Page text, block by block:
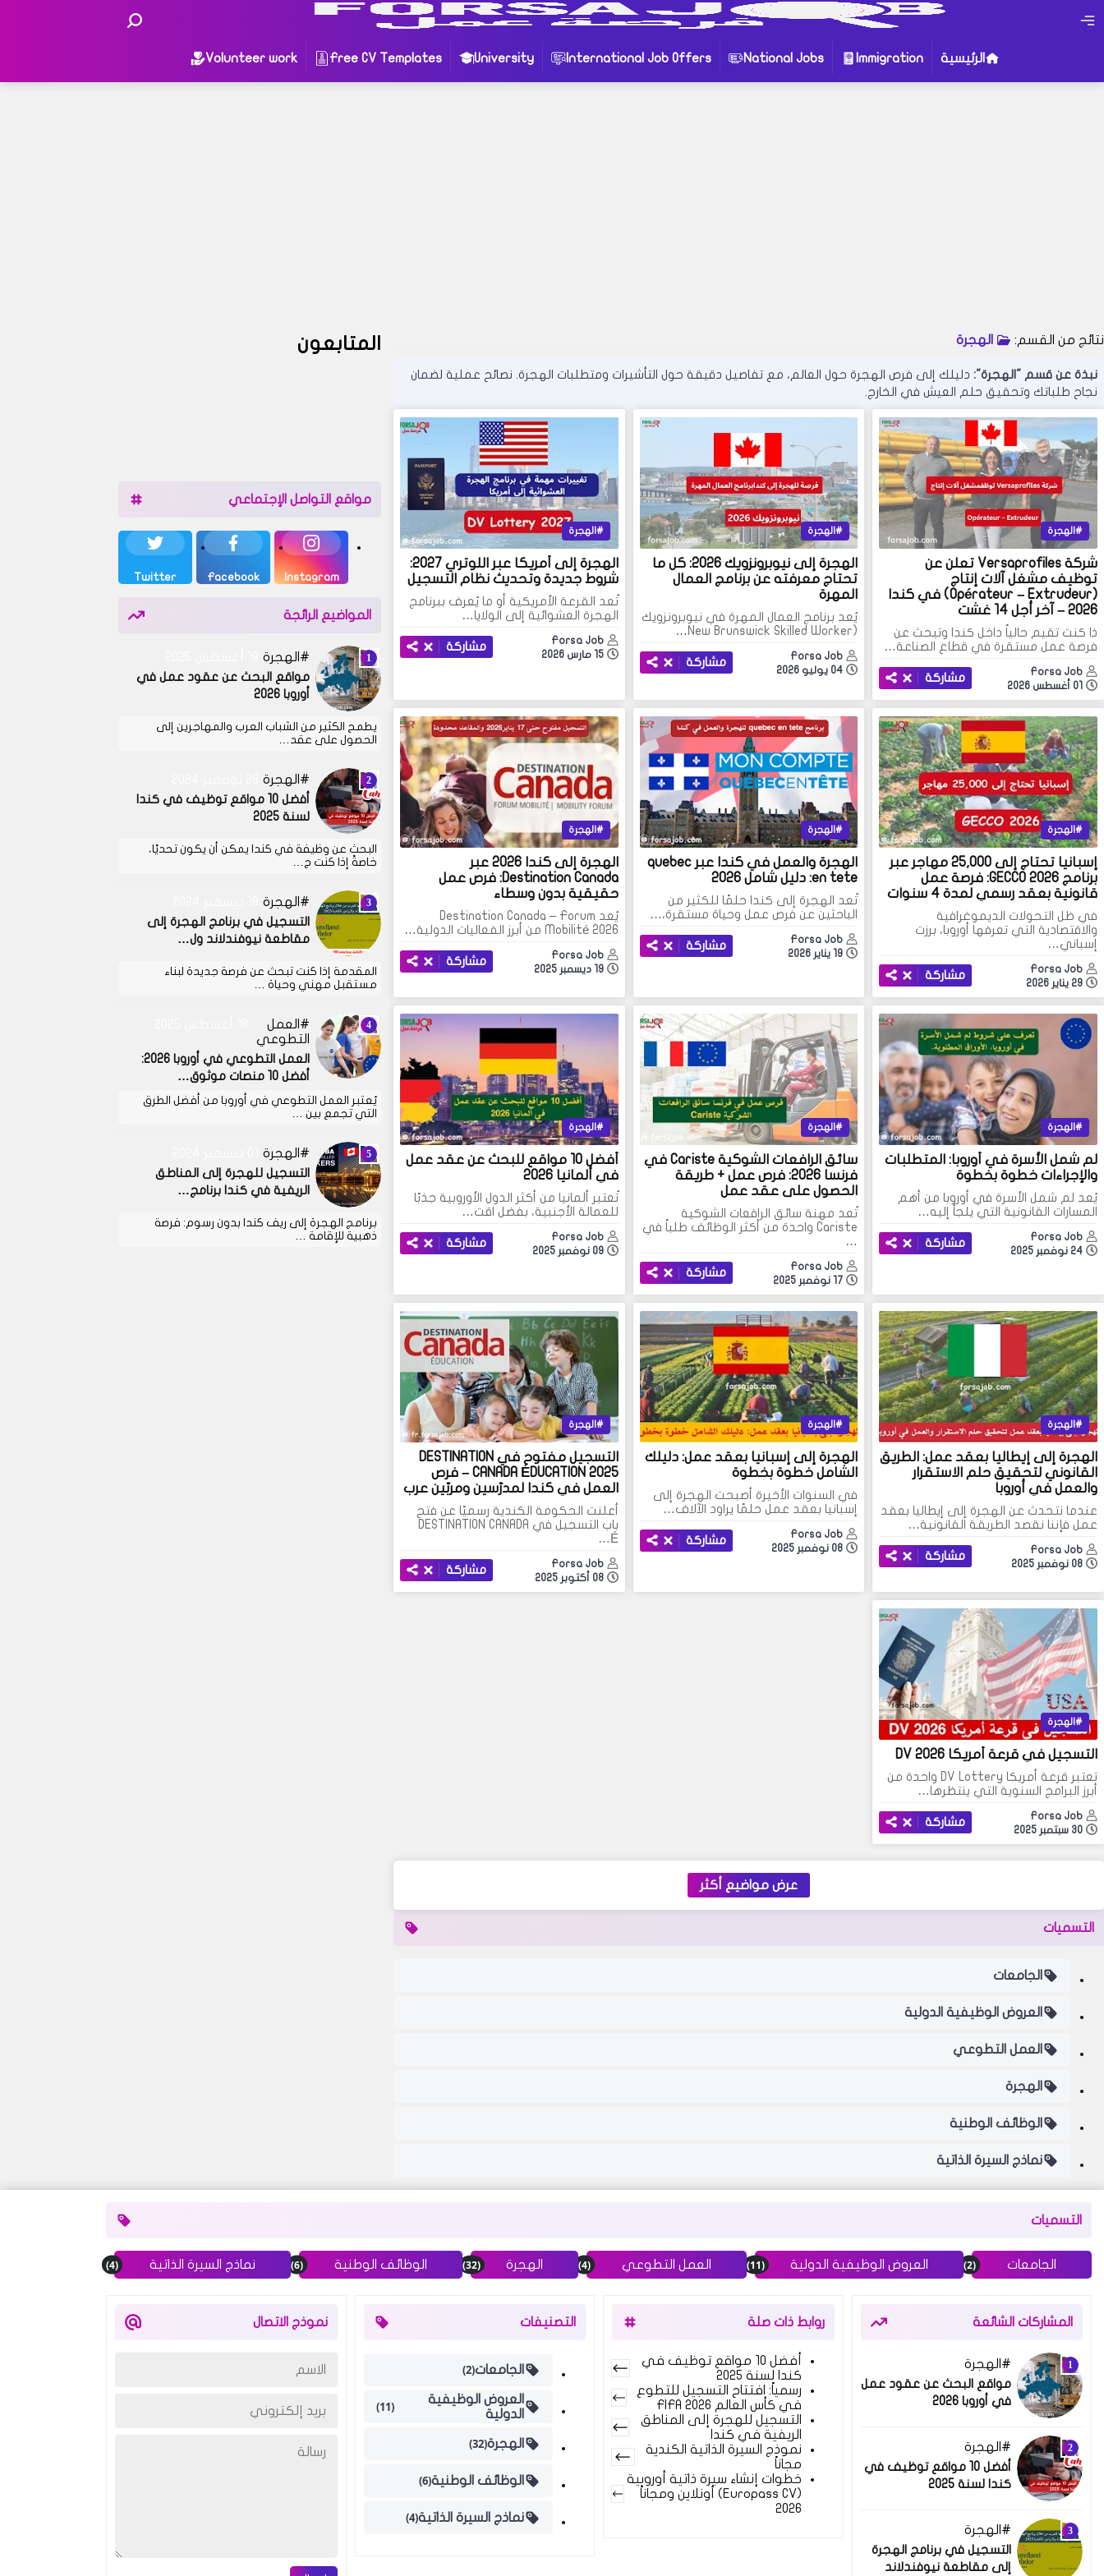
الرئيسية Immigration
National Jobs
International Job Offers
University
Free CV Templates
Volunteer work
نتائج من القسم: الهجرة
نبذة عن قسم "الهجرة": دليلك إلى فرص الهجرة حول العالم، مع تفاصيل دقيقة حول التأشيرات ومتطلبات الهجرة. نصائح عملية لضمان
نجاح طلباتك وتحقيق حلم العيش في الخارج.
الهجرة
شركة Versaprofiles تعلن عن
توظيف مشغل آلات إنتاج
(Opérateur – Extrudeur) في كندا
2026 – آخر أجل 14 غشت
ذا كنت تقيم حالياً داخل كندا وتبحث عن
فرصة عمل مستقرة في قطاع الصناعة…
Forsa Job
01 أغسطس 2026
مشاركة
الهجرة
الهجرة إلى نيوبرونزويك 2026: كل ما
تحتاج معرفته عن برنامج العمال
المهرة
يُعد برنامج العمال المهرة في نيوبرونزويك
(New Brunswick Skilled Worker…
Forsa Job
04 يوليو 2026
مشاركة
الهجرة
الهجرة إلى أمريكا عبر اللوتري 2027:
شروط جديدة وتحديث نظام التسجيل
تُعد القرعة الأمريكية أو ما يُعرف ببرنامج
الهجرة العشوائية إلى الولايا…
Forsa Job
15 مارس 2026
مشاركة
الهجرة
إسبانيا تحتاج إلى 25,000 مهاجر عبر
برنامج GECCO 2026: فرصة عمل
قانونية بعقد رسمي لمدة 4 سنوات
في ظل التحولات الديموغرافية
والاقتصادية التي تعرفها أوروبا، برزت
إسباني…
Forsa Job
29 يناير 2026
مشاركة
الهجرة
الهجرة والعمل في كندا عبر quebec
en tete: دليل شامل 2026
تُعد الهجرة إلى كندا حلمًا للكثير من
الباحثين عن فرص عمل وحياة مستقرة،…
Forsa Job
19 يناير 2026
مشاركة
الهجرة
الهجرة إلى كندا 2026 عبر
Destination Canada: فرص عمل
حقيقية بدون وسطاء
يُعد Destination Canada – Forum
Mobilité 2026 من أبرز الفعاليات الدولية…
Forsa Job
19 ديسمبر 2025
مشاركة
الهجرة
لم شمل الأسرة في أوروبا: المتطلبات
والإجراءات خطوة بخطوة
يُعد لم شمل الأسرة في أوروبا من أهم
المسارات القانونية التي يلجأ إليه…
Forsa Job
24 نوفمبر 2025
مشاركة
الهجرة
سائق الرافعات الشوكية Cariste في
فرنسا 2026: فرص عمل + طريقة
الحصول على عقد عمل
تُعد مهنة سائق الرافعات الشوكية
Cariste واحدة من أكثر الوظائف طلباً في
…
Forsa Job
17 نوفمبر 2025
مشاركة
الهجرة
أفضل 10 مواقع للبحث عن عقد عمل
في ألمانيا 2026
تُعتبر ألمانيا من أكثر الدول الأوروبية جذبًا
للعمالة الأجنبية، بفضل اقت…
Forsa Job
09 نوفمبر 2025
مشاركة
الهجرة
الهجرة إلى إيطاليا بعقد عمل: الطريق
القانوني لتحقيق حلم الاستقرار
والعمل في أوروبا
عندما نتحدث عن الهجرة إلى إيطاليا بعقد
عمل فإننا نقصد الطريقة القانونية…
Forsa Job
08 نوفمبر 2025
مشاركة
الهجرة
الهجرة إلى إسبانيا بعقد عمل: دليلك
الشامل خطوة بخطوة
في السنوات الأخيرة أصبحت الهجرة إلى
إسبانيا بعقد عمل حلمًا يراود الآلاف…
Forsa Job
08 نوفمبر 2025
مشاركة
الهجرة
التسجيل مفتوح في DESTINATION
CANADA ÉDUCATION 2025 – فرص
العمل في كندا لمدرّسين ومربّين عرب
أعلنت الحكومة الكندية رسميًا عن فتح
باب التسجيل في DESTINATION CANADA
É…
Forsa Job
08 أكتوبر 2025
مشاركة
الهجرة
التسجيل في قرعة أمريكا DV 2026
تعتبر قرعة أمريكا DV Lottery واحدة من
أبرز البرامج السنوية التي ينتظرها…
Forsa Job
30 سبتمبر 2025
مشاركة
عرض مواضيع أكثر
التسميات
الجامعات
العروض الوظيفية الدولية
العمل التطوعي
الهجرة
الوظائف الوطنية
نماذج السيرة الذاتية
المتابعون
مواقع التواصل الإجتماعي
Instagram
Facebook
Twitter
المواضيع الرائجة
الهجرة
مواقع البحث عن عقود عمل في
أوروبا 2026
يطمح الكثير من الشباب العرب والمهاجرين إلى
الحصول على عقد…
الهجرة
أفضل 10 مواقع توظيف في كندا
لسنة 2025
البحث عن وظيفة في كندا يمكن أن يكون تحديًا،
خاصةً إذا كنت ج…
الهجرة
التسجيل في برنامج الهجرة إلى
مقاطعة نيوفندلاند ول…
المقدمة إذا كنت تبحث عن فرصة جديدة لبناء
مستقبل مهني وحياة …
العمل
التطوعي
العمل التطوعي في أوروبا 2026:
أفضل 10 منصات موثوق…
يُعتبر العمل التطوعي في أوروبا من أفضل الطرق
التي تجمع بين …
الهجرة
التسجيل للهجرة إلى المناطق
الريفية في كندا برنامج…
برنامج الهجرة إلى ريف كندا بدون رسوم: فرصة
ذهبية للإقامة …
التسميات
الجامعات (2) العروض الوظيفية الدولية (11) العمل التطوعي (4) الهجرة (32) الوظائف الوطنية (6) نماذج السيرة الذاتية (4)
المشاركات الشائعة
الهجرة
مواقع البحث عن عقود عمل
في أوروبا 2026
الهجرة
أفضل 10 مواقع توظيف في
كندا لسنة 2025
الهجرة
التسجيل في برنامج الهجرة
إلى مقاطعة نيوفندلاند
روابط ذات صلة
أفضل 10 مواقع توظيف في
كندا لسنة 2025
رسمياً: افتتاح التسجيل للتطوع
في كأس العالم FIFA 2026
التسجيل للهجرة إلى المناطق
الريفية في كندا
نموذج السيرة الذاتية الكندية
مجاناً
خطوات إنشاء سيرة ذاتية أوروبية
(Europass CV) أونلاين ومجاناً
2026
التصنيفات
الجامعات(2)
العروض الوظيفية
الدولية
(11)
الهجرة(32)
الوظائف الوطنية(6)
نماذج السيرة الذاتية(4)
نموذج الاتصال